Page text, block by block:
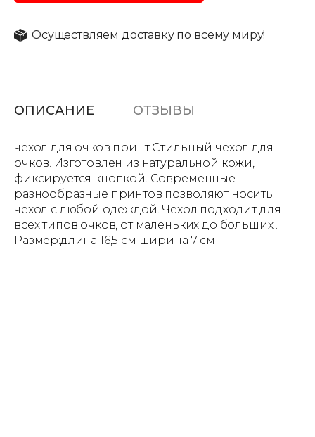
Осуществляем доставку по всему миру!
ОПИСАНИЕ ОТЗЫВЫ
чехол для очков принт Стильный чехол для
очков. Изготовлен из натуральной кожи,
фиксируется кнопкой. Современные
разнообразные принтов позволяют носить
чехол с любой одеждой. Чехол подходит для
всех типов очков, от маленьких до больших .
Размер:длина 16,5 см ширина 7 см